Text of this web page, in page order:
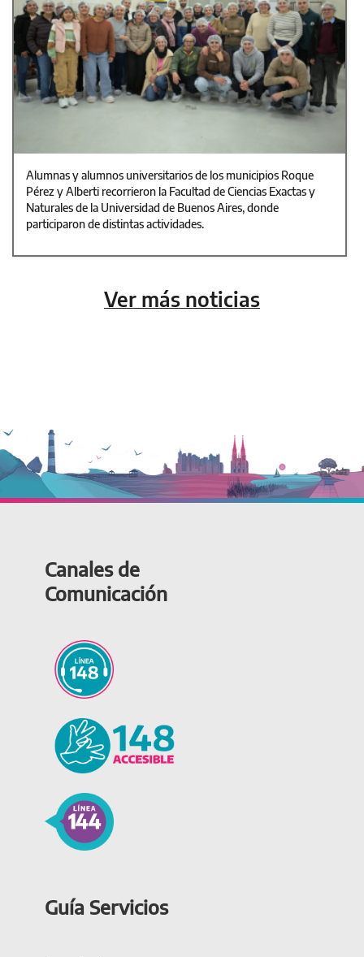
Alumnas y alumnos universitarios de los municipios Roque
Pérez y Alberti recorrieron la Facultad de Ciencias Exactas y
Naturales de la Universidad de Buenos Aires, donde
participaron de distintas actividades.
Ver más noticias
Canales de
Comunicación
Guía Servicios